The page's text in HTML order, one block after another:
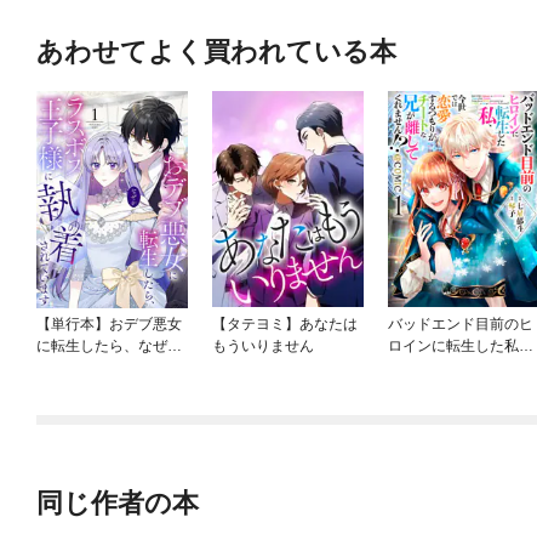
あわせてよく買われている本
【単行本】おデブ悪女
に転生したら、なぜか
【タテヨミ】あなたは
もういりません
バッドエンド目前のヒ
ロインに転生した私、
同じ作者の本